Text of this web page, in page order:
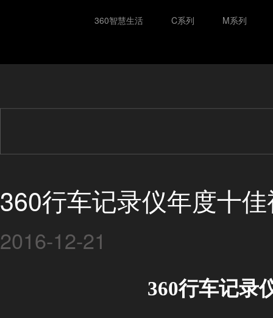
360智慧生活 C系列 M系列
360行车记录仪年度十
2016-12-21
360行车记录